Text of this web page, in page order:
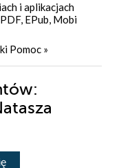
i aplikacjach
EPub, Mobi
Pomoc »